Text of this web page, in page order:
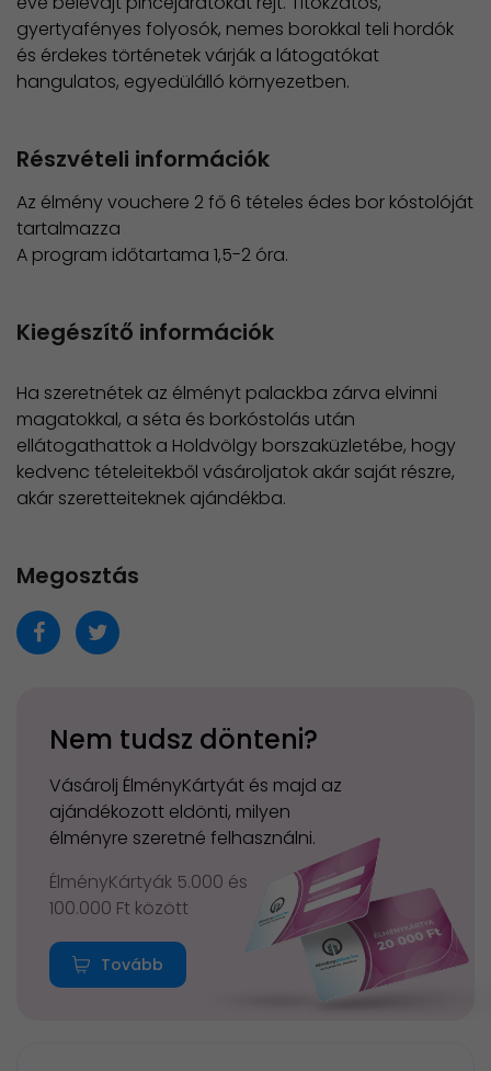
gyertyafényes folyosók, nemes borokkal teli hordók
és érdekes történetek várják a látogatókat
hangulatos, egyedülálló környezetben.
Részvételi információk
Az élmény vouchere 2 fő 6 tételes édes bor kóstolóját
tartalmazza
​A program időtartama 1,5-2 óra.
Kiegészítő információk
Ha szeretnétek az élményt palackba zárva elvinni
magatokkal, a séta és borkóstolás után
ellátogathattok a Holdvölgy borszaküzletébe, hogy
kedvenc tételeitekből vásároljatok akár saját részre,
akár szeretteiteknek ajándékba.
Megosztás
Nem tudsz dönteni?
Vásárolj ÉlményKártyát és majd az
ajándékozott eldönti, milyen
élményre szeretné felhasználni.
ÉlményKártyák 5.000 és
100.000 Ft között
Tovább